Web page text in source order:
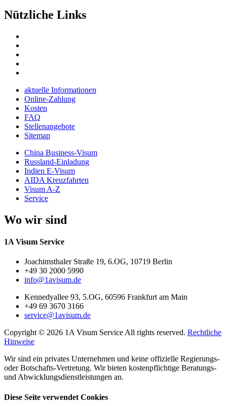
Nützliche Links
aktuelle Informationen
Online-Zahlung
Kosten
FAQ
Stellenangebote
Sitemap
China Business-Visum
Russland-Einladung
Indien E-Visum
AIDA Kreuzfahrten
Visum A-Z
Service
Wo wir sind
1A Visum Service
Joachimsthaler Straße 19, 6.OG, 10719 Berlin
+49 30 2000 5990
info@1avisum.de
Kennedyallee 93, 5.OG, 60596 Frankfurt am Main
+49 69 3670 3166
service@1avisum.de
Copyright © 2026 1A Visum Service All rights reserved. Rechtliche
Hinweise
Wir sind ein privates Unternehmen und keine offizielle Regierungs-
oder Botschafts-Vertretung. Wir bieten kostenpflichtige Beratungs-
und Abwicklungsdienstleistungen an.
Diese Seite verwendet Cookies